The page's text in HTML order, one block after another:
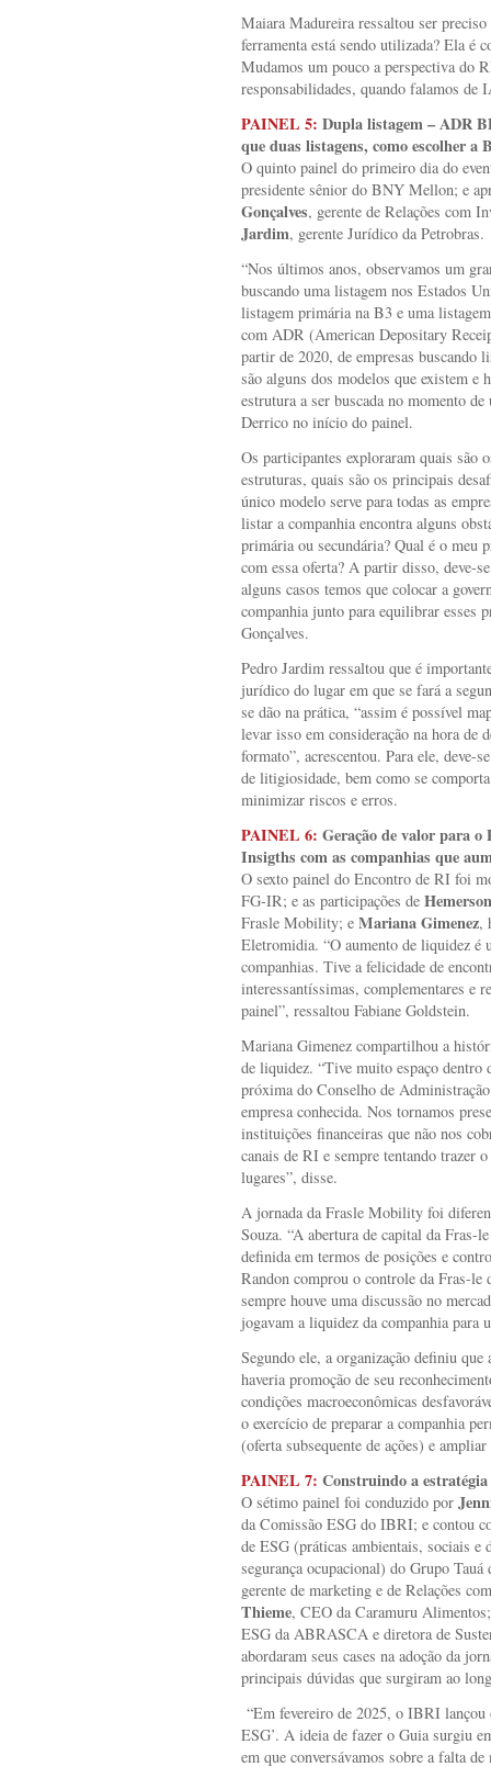
Maiara Madureira ressaltou ser
ferramenta está sendo utilizada? Ela é
Mudamos um pouco a perspectiva do
responsabilidades, quando falamos de
PAINEL 5: Dupla listagem – ADR
que duas listagens, como escolher a
O quinto painel do primeiro dia do
presidente sênior do BNY Mellon; e
Gonçalves, gerente de Relações com
Jardim, gerente Jurídico da Petrobras.
“Nos últimos anos, observamos um
buscando uma listagem nos Estados
listagem primária na B3 e uma
com ADR (American Depositary
partir de 2020, de empresas buscando
são alguns dos modelos que existem e
estrutura a ser buscada no momento
Derrico no início do painel.
Os participantes exploraram quais são
estruturas, quais são os principais
único modelo serve para todas as
listar a companhia encontra alguns
primária ou secundária? Qual é o meu
com essa oferta? A partir disso, deve-
alguns casos temos que colocar a
companhia junto para equilibrar esses
Gonçalves.
Pedro Jardim ressaltou que é
jurídico do lugar em que se fará a
se dão na prática, “assim é possível
levar isso em consideração na hora de
formato”, acrescentou. Para ele, deve-
de litigiosidade, bem como se
minimizar riscos e erros.
PAINEL 6: Geração de valor para o
Insigths com as companhias que
O sexto painel do Encontro de RI foi
FG-IR; e as participações de
Frasle Mobility; e Mariana Gimenez,
Eletromidia. “O aumento de liquidez é
companhias. Tive a felicidade de
interessantíssimas, complementares e
painel”, ressaltou Fabiane Goldstein.
Mariana Gimenez compartilhou a
de liquidez. “Tive muito espaço
próxima do Conselho de
empresa conhecida. Nos tornamos
instituições financeiras que não nos
canais de RI e sempre tentando trazer
lugares”, disse.
A jornada da Frasle Mobility foi
Souza. “A abertura de capital da Fras-
definida em termos de posições e
Randon comprou o controle da Fras-le
sempre houve uma discussão no
jogavam a liquidez da companhia para
Segundo ele, a organização definiu
haveria promoção de seu
condições macroeconômicas
o exercício de preparar a companhia
(oferta subsequente de ações) e
PAINEL 7: Construindo a
O sétimo painel foi conduzido por
da Comissão ESG do IBRI; e contou
de ESG (práticas ambientais, sociais e
segurança ocupacional) do Grupo
gerente de marketing e de Relações
Thieme, CEO da Caramuru
ESG da ABRASCA e diretora de
abordaram seus cases na adoção da
principais dúvidas que surgiram ao
“Em fevereiro de 2025, o IBRI
ESG’. A ideia de fazer o Guia surgiu
em que conversávamos sobre a falta